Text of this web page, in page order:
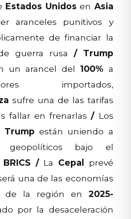
Estados Unidos en Asia
aranceles punitivos y
de financiar la
guerra rusa /
Trump
un arancel del100% a
importados,
sufre una de las tarifas
fallar en frenarlas/Los
Trump están uniendo a
geopolíticos bajo el
BRICS /La Cepal prevé
una de las economías
de la región en 2025-
por la desaceleración